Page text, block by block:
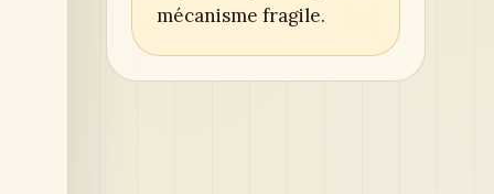
mécanisme fragile.